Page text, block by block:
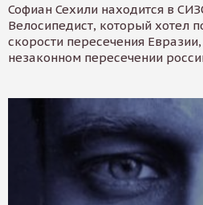
Софиан Сехили находится в
Велосипедист, который хотел
скорости пересечения
незаконном пересечении